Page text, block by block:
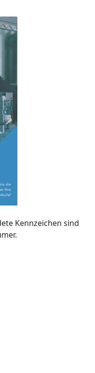
Kennzeichen sind